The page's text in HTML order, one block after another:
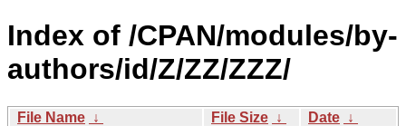
Index of /CPAN/modules/by-
authors/id/Z/ZZ/ZZZ/
File Name ↓ File Size ↓ Date ↓